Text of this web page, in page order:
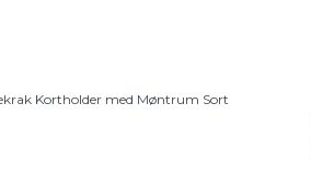
Kortholder med Møntrum Sort